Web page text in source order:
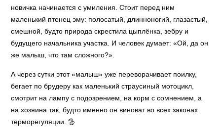
новичка начинается с умиления. Стоит перед ним
маленький птенец эму: полосатый, длинноногий, глазастый,
смешной, будто природа скрестила цыплёнка, зебру и
будущего начальника участка. И человек думает: «Ой, да он
же малыш, что там сложного?».
А через сутки этот «малыш» уже переворачивает поилку,
бегает по брудеру как маленький страусиный мотоцикл,
смотрит на лампу с подозрением, на корм с сомнением, а
на хозяина так, будто именно он виноват во всех законах
терморегуляции. 🦤